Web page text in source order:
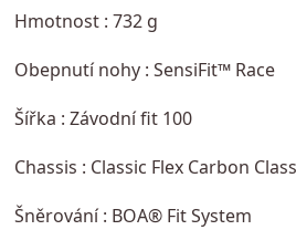
Hmotnost : 732 g
Obepnutí nohy : SensiFit™ Race
Šířka : Závodní fit 100
Chassis : Classic Flex Carbon
Šněrování : BOA® Fit System